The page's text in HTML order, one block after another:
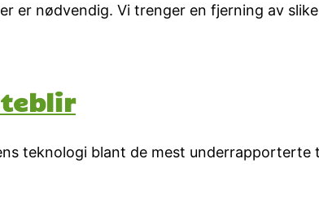
er nødvendig. Vi trenger en fjerning av
teknologi blant de mest